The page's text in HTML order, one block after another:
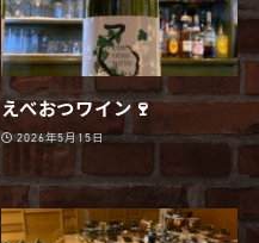
えべおつワイン🍷
2026年5月15日